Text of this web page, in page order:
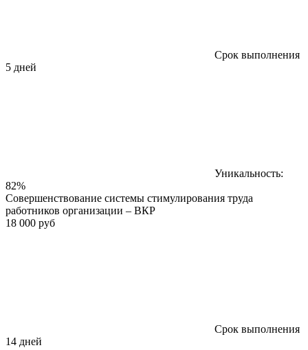
Срок выполнения
5 дней
Уникальность:
82%
Совершенствование системы стимулирования труда
работников организации – ВКР
18 000 руб
Срок выполнения
14 дней